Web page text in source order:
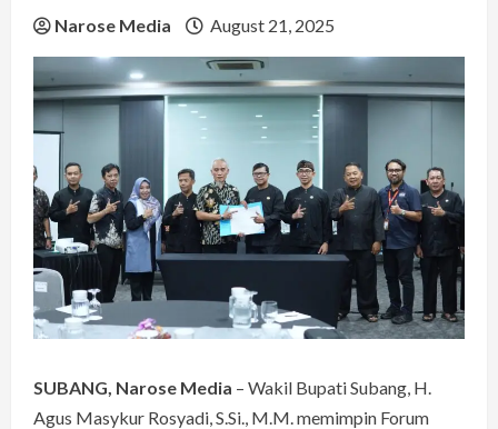
Narose Media August 21, 2025
SUBANG, Narose Media – Wakil Bupati Subang, H.
Agus Masykur Rosyadi, S.Si., M.M. memimpin Forum